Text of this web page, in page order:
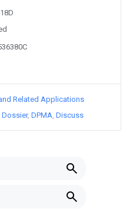
Related Applications
Dossier DPMA Discuss